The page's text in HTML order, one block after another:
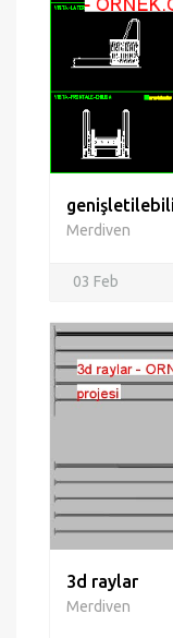
Merdiven
03 Feb
3d raylar
Merdiven